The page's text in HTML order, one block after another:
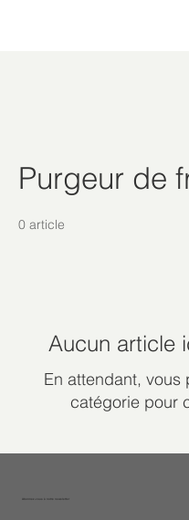
Purgeur de
0 article
Aucun article
En attendant, vous
catégorie pour
Abonnez-vous à notre newsletter